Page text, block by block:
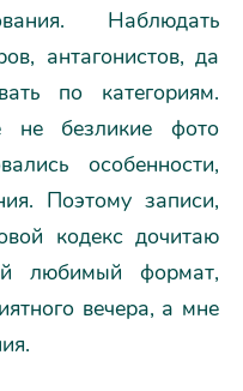
Наблюдать
антагонистов, да
по категориям.
безликие фото
особенности,
Поэтому записи,
кодекс дочитаю
любимый формат,
вечера, а мне